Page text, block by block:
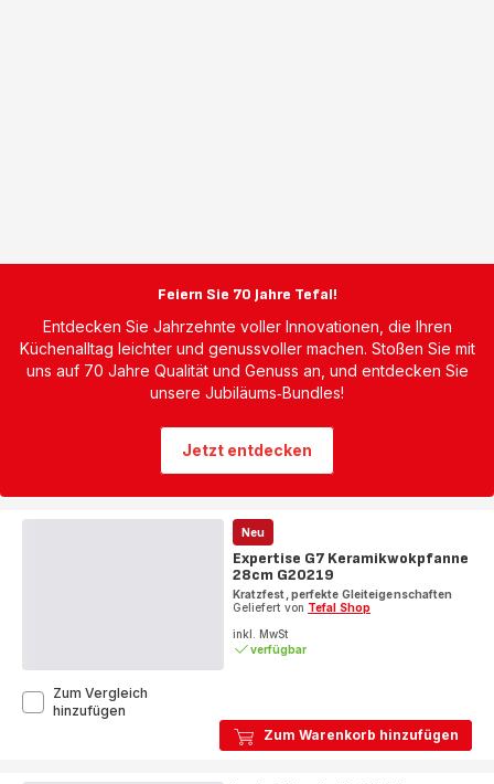
Feiern Sie 70 Jahre Tefal!
Entdecken Sie Jahrzehnte voller Innovationen, die Ihren
Küchenalltag leichter und genussvoller machen. Stoßen Sie mit
uns auf 70 Jahre Qualität und Genuss an, und entdecken Sie
unsere Jubiläums‑Bundles!
Jetzt entdecken
Zum Warenkorb hinzufügen
Neu
Expertise G7 Keramikwokpfanne
28cm G20219
Kratzfest, perfekte Gleiteigenschaften
Geliefert von Tefal Shop
inkl. MwSt
verfügbar
Zum Vergleich
hinzufügen
Keramikwokpfanne
G20219